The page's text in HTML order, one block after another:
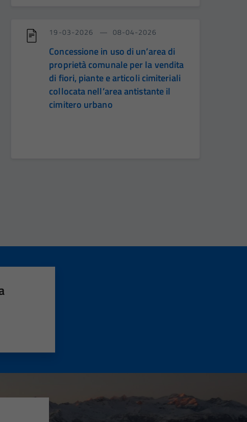
19-03-2026 08-04-2026
Concessione in uso di un’area di
proprietà comunale per la vendita
di fiori, piante e articoli cimiteriali
collocata nell’area antistante il
cimitero urbano